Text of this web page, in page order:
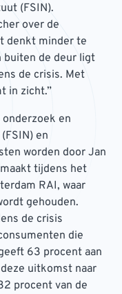
(FSIN).
over de
denkt minder te
buiten de deur ligt
de crisis. Met
in zicht.”
en
en
worden door Jan
tijdens het
RAI, waar
gehouden.
de crisis
die
63 procent aan
uitkomst naar
procent van de